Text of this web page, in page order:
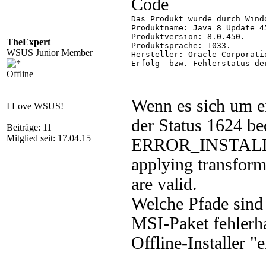
TheExpert
WSUS Junior Member
Offline
I Love WSUS!
Beiträge: 11
Mitglied seit: 17.04.15
Code
Das Produkt wurde durch
Produktname: Java 8 Update
Produktversion: 8.0.450.
Produktsprache: 1033.
Hersteller: Oracle
Erfolg- bzw. Fehlerstatus
Wenn es sich um
der Status 1624
applying
are valid.
Welche Pfade
MSI-Paket
Offline-Installer